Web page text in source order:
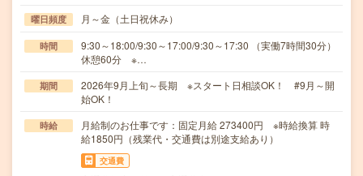
曜日頻度 月～金（土日祝休み）
時間
9:30～18:00/9:30～17:00/9:30～17:30 （実働7時間30分）
休憩60分 ※…
期間
2026年9月上旬～長期 ※スタート日相談OK！ #9月～開
始OK！
時給
月給制のお仕事です：固定月給 273400円 ※時給換算 時
給1850円（残業代・交通費は別途支給あり）
交通費